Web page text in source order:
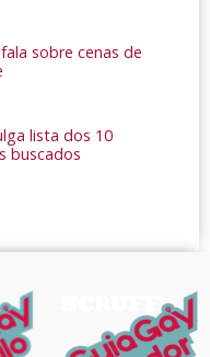
sobre cenas de
lista dos 10
buscados